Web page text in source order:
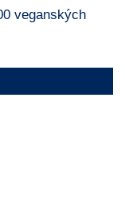
veganských